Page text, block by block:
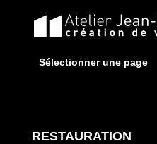
Sélectionner une page
RESTAURATION